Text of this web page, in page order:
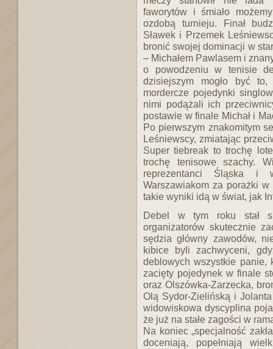
faworytów i śmiało
ozdobą turnieju. Finał
Sławek i Przemek
bronić swojej dominacji w
– Michałem Pawlasem i
o powodzeniu w tenisie
dzisiejszym mogło być
mordercze pojedynki
nimi podążali ich
postawie w finale Michał i
Po pierwszym znakomitym
Leśniewscy, zmiatając
Super tiebreak to trochę
trochę tenisowe szachy.
reprezentanci Śląska i
Warszawiakom za porażki
takie wyniki idą w świat, jak
Debel w tym roku stał
organizatorów skutecznie
sędzia główny zawodów,
kibice byli zachwyceni,
deblowych wszystkie panie,
zacięty pojedynek w finale
oraz Olszówka-Zarzecka,
Olą Sydor-Zielińską i
widowiskowa dyscyplina
że już na stałe zagości w
Na koniec „specjalność
doceniają, popełniają